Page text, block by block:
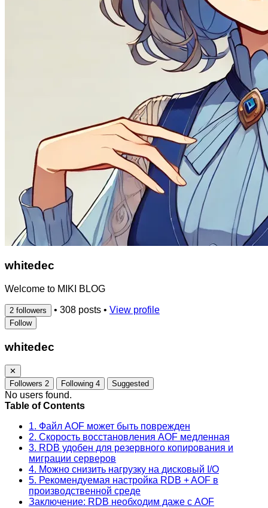
whitedec
Welcome to MIKI BLOG
2 followers • 308 posts • View profile
Follow
whitedec
✕
Followers 2 Following 4 Suggested
No users found.
Table of Contents
1. Файл AOF может быть поврежден
2. Скорость восстановления AOF медленная
3. RDB удобен для резервного копирования и
миграции серверов
4. Можно снизить нагрузку на дисковый I/O
5. Рекомендуемая настройка RDB + AOF в
производственной среде
Заключение: RDB необходим даже с AOF